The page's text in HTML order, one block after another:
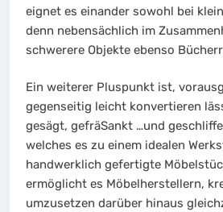
eignet es einander sowohl bei
denn nebensächlich im
schwerere Objekte ebenso
Ein weiterer Pluspunkt ist,
gegenseitig leicht konvertieren
gesägt, gefräSankt …und
welches es zu einem idealen
handwerklich gefertigte
ermöglicht es Möbelherstellern,
umzusetzen darüber hinaus